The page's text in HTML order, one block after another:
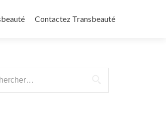
Contactez Transbeauté